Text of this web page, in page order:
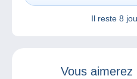
Il reste 8
Vous aimerez